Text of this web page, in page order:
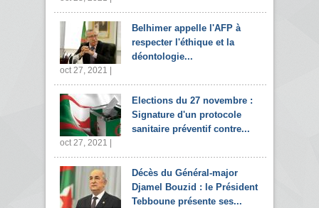
Belhimer appelle l'AFP à
respecter l'éthique et la
déontologie...
oct 27, 2021 |
Elections du 27 novembre :
Signature d'un protocole
sanitaire préventif contre...
oct 27, 2021 |
Décès du Général-major
Djamel Bouzid : le Président
Tebboune présente ses...